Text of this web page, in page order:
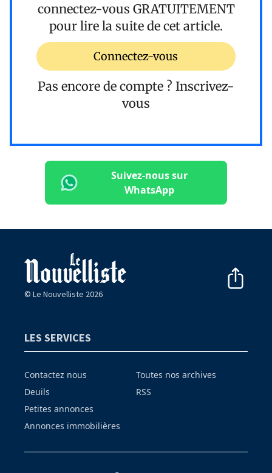
connectez-vous GRATUITEMENT
pour lire la suite de cet article.
Connectez-vous
Pas encore de compte ? Inscrivez-
vous
Suivez-nous sur
WhatsApp
© Le Nouvelliste 2026
LES SERVICES
Contactez nous
Deuils
Petites annonces
Annonces immobilières
Toutes nos archives
RSS